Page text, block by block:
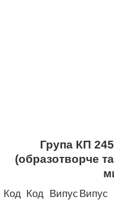
Група КП
(образотворче
Код Код Випус Випус